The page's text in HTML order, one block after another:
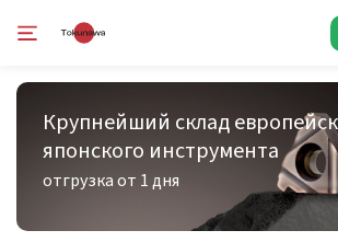
Крупнейший склад
японского инструмента
отгрузка от 1 дня